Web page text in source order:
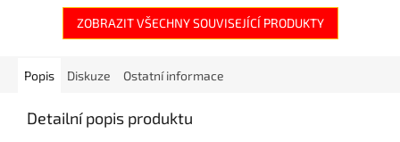
ZOBRAZIT VŠECHNY SOUVISEJÍCÍ PRODUKTY
Popis Diskuze Ostatní informace
Detailní popis produktu